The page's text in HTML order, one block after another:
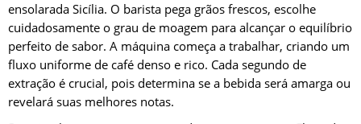
ensolarada Sicília. O barista pega grãos frescos, escolhe
cuidadosamente o grau de moagem para alcançar o equilíbrio
perfeito de sabor. A máquina começa a trabalhar, criando um
fluxo uniforme de café denso e rico. Cada segundo de
extração é crucial, pois determina se a bebida será amarga ou
revelará suas melhores notas.